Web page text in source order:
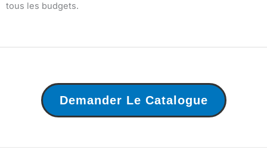
tous les budgets.
Demander Le Catalogue